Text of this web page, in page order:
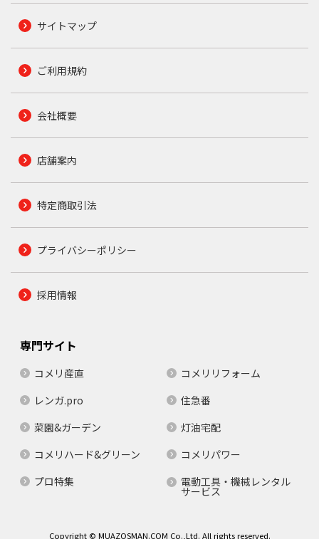
サイトマップ
ご利用規約
会社概要
店舗案内
特定商取引法
プライバシーポリシー
採用情報
専門サイト
コメリ産直
コメリリフォーム
レンガ.pro
住急番
菜園&ガーデン
灯油宅配
コメリハード&グリーン
コメリパワー
プロ特集
電動工具・機械レンタル
サービス
Copyright © MUAZOSMAN.COM Co.,Ltd. All rights reserved.